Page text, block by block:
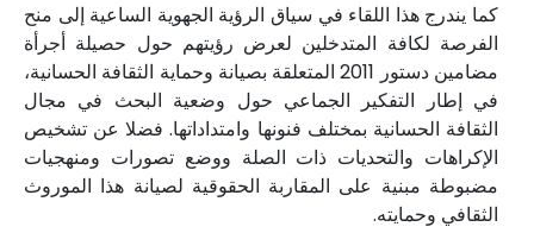
كما يندرج هذا اللقاء في سياق الرؤية الجهوية الساعية إلى منح
الفرصة لكافة المتدخلين لعرض رؤيتهم حول حصيلة أجرأة
مضامين دستور 2011 المتعلقة بصيانة وحماية الثقافة الحسانية،
في إطار التفكير الجماعي حول وضعية البحث في مجال
الثقافة الحسانية بمختلف فنونها وامتداداتها. فضلا عن تشخيص
الإكراهات والتحديات ذات الصلة ووضع تصورات ومنهجيات
مضبوطة مبنية على المقاربة الحقوقية لصيانة هذا الموروث
الثقافي وحمايته.